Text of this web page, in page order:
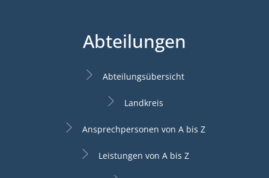
Abteilungen
Abteilungsübersicht
Landkreis
Ansprechpersonen von A bis Z
Leistungen von A bis Z